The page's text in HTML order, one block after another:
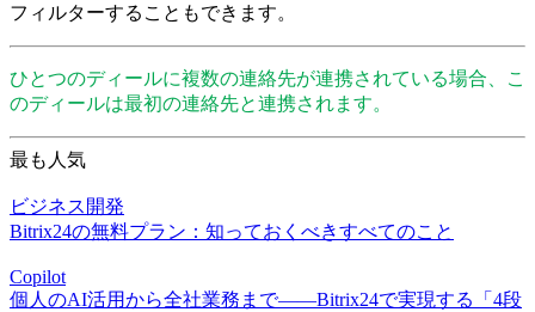
フィルターすることもできます。
ひとつのディールに複数の連絡先が連携されている場合、こ
のディールは最初の連絡先と連携されます。
最も人気
ビジネス開発
Bitrix24の無料プラン：知っておくべきすべてのこと
Copilot
個人のAI活用から全社業務まで――Bitrix24で実現する「4段